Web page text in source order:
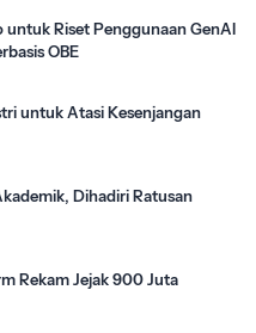
Riset Penggunaan GenAI
OBE
untuk Atasi Kesenjangan
Dihadiri Ratusan
Rekam Jejak 900 Juta